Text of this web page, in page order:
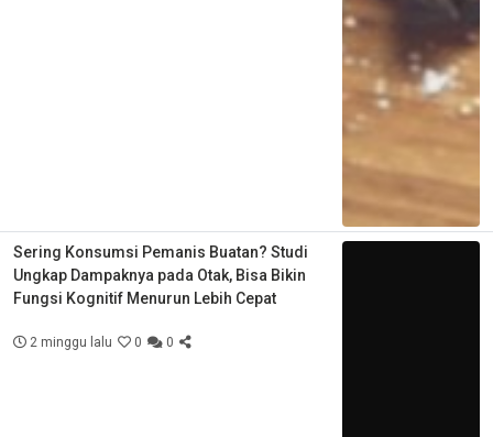
Sering Konsumsi Pemanis Buatan? Studi
Ungkap Dampaknya pada Otak, Bisa Bikin
Fungsi Kognitif Menurun Lebih Cepat
2 minggu lalu 0 0